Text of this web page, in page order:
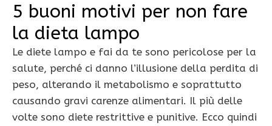
5 buoni motivi per non fare
la dieta lampo
Le diete lampo e fai da te sono pericolose per la
salute, perché ci danno l’illusione della perdita di
peso, alterando il metabolismo e soprattutto
causando gravi carenze alimentari. Il più delle
volte sono diete restrittive e punitive. Ecco quindi